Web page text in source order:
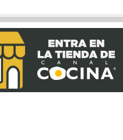
chocolate y turrón (sin gluten)